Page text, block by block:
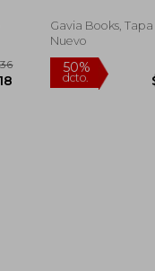
Gavia Books, Tapa
Nuevo